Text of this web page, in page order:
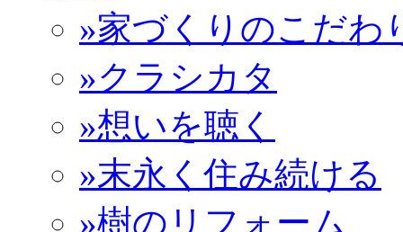
»家づくりのこだわ
»クラシカタ
»想いを聴く
»末永く住み続ける
»樹のリフォーム